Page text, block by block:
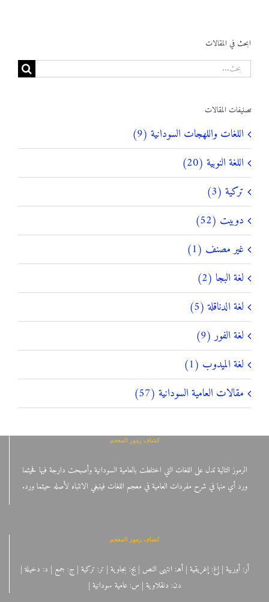
ابحث في المقالات
البحث
عن:
تصنيفات المقالات
اللغات واللهجات السودانية (9)
اللغة النوبية (20)
تركية (3)
دوبيت (52)
غير مصنف (1)
لغة البجا (2)
لغة الدناقلة (5)
لغة الفور (9)
لغة الميدوب (1)
مقالات العامية السودانية (57)
كشاف رموز المعجم
الرموز التالية تدل على اللغات التي اختلطت بالعامية السودانية وأصبحت دارجة فيها فحيثما
ورد أي منها في شرح مفردات العامية في معجم اللغات فينبغي الانتباه لأصله حيثما ورد.
كشاف رموز المعجم
أر: أوربية | إغ: إغريقية | أهـ: انتهى النص | بج: بجاوية | تر: تركية | ج: جمع | د: دخيلة |
دن: دنقلاوية | س: عامية سودانية |